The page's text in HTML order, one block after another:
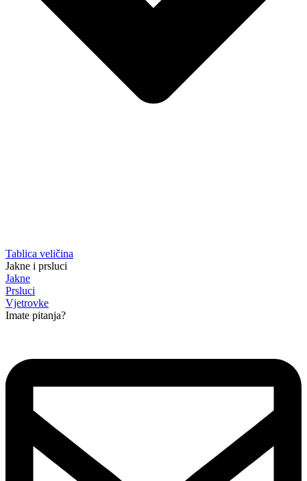
Tablica veličina
Jakne i prsluci
Jakne
Prsluci
Vjetrovke
Imate pitanja?